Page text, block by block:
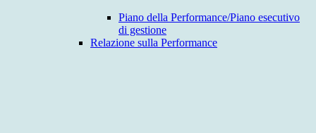
Piano della Performance/Piano esecutivo
di gestione
Relazione sulla Performance